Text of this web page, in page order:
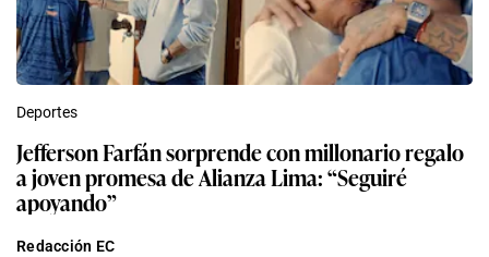
Deportes
Jefferson Farfán sorprende con millonario regalo
a joven promesa de Alianza Lima: “Seguiré
apoyando”
Redacción EC